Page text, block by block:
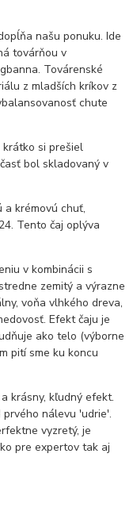
našu ponuku. Ide
továrňou v
Továrenské
z mladších kríkov z
chute
krátko si prešiel
bol skladovaný v
krémovú chuť,
Tento čaj oplýva
v kombinácii s
zemitý a výrazne
voňa vlhkého dreva,
Efekt čaju je
ako telo (výborne
pití sme ku koncu
krásny, kľudný efekt.
nálevu 'udrie'.
vyzretý, je
pre expertov tak aj